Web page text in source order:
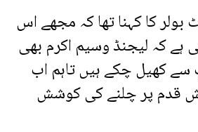
کا کہنا تھا کہ مجھے اس
کہ لیجنڈ وسیم اکرم بھی
سے کھیل چکے ہیں تاہم اب
قدم پر چلنے کی کوشش